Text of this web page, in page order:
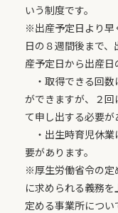
いう制度です。
※出産予定日より早
日の８週間後まで
産予定日から出産日
・取得できる回数
ができますが、２
て申し出する必要が
・出生時育児休
要があります。
※厚生労働省令の定
に求められる義務
定める事業所につ